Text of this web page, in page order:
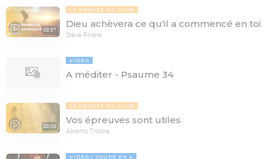
08:37
LA PENSÉE DU JOUR
Dieu achèvera ce qu'il a commencé en toi
Stève Rivière
VIDÉO
A méditer - Psaume 34
08:08
LA PENSÉE DU JOUR
Vos épreuves sont utiles
Abramo Tricoire
VIDÉO COUPÉ EN 4